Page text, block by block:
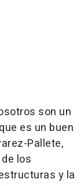
son un
es un buen
Pallete,
los
y la